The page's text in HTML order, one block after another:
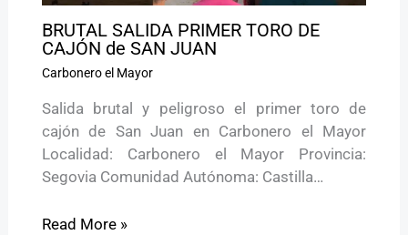
BRUTAL SALIDA PRIMER TORO DE
CAJÓN de SAN JUAN
Carbonero el Mayor
Salida brutal y peligroso el primer toro de
cajón de San Juan en Carbonero el Mayor
Localidad: Carbonero el Mayor Provincia:
Segovia Comunidad Autónoma: Castilla…
Read More »